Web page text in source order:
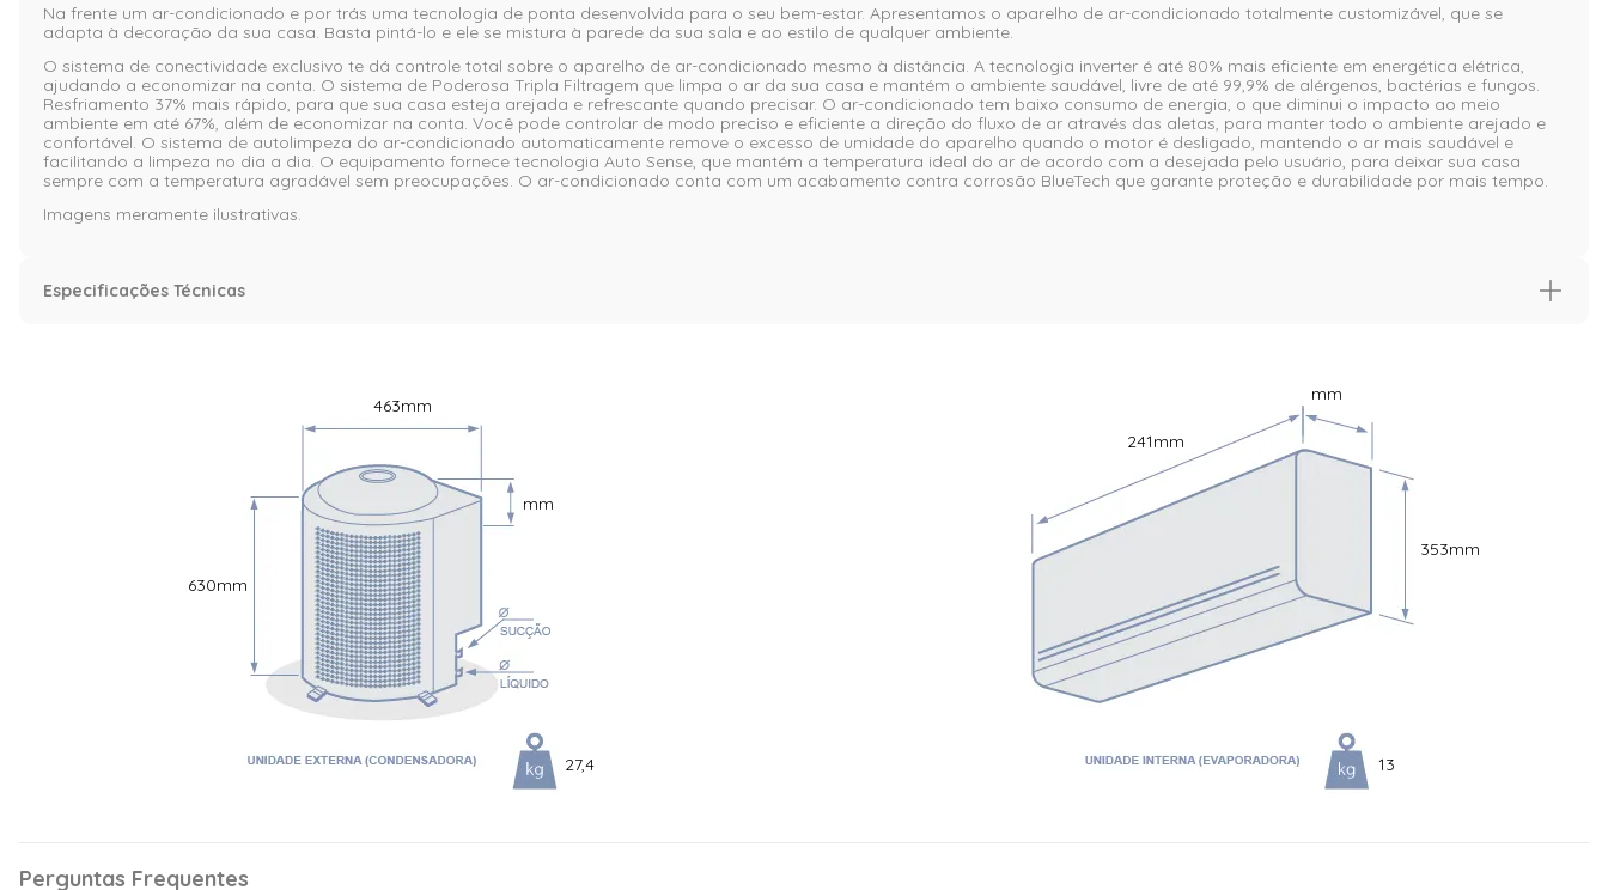
Na frente um ar-condicionado e por trás uma tecnologia de ponta desenvolvida para o seu bem-estar. Apresentamos o aparelho de ar-condicionado totalmente customizável, que se
adapta à decoração da sua casa. Basta pintá-lo e ele se mistura à parede da sua sala e ao estilo de qualquer ambiente.
O sistema de conectividade exclusivo te dá controle total sobre o aparelho de ar-condicionado mesmo à distância. A tecnologia inverter é até 80% mais eficiente em energética elétrica,
ajudando a economizar na conta. O sistema de Poderosa Tripla Filtragem que limpa o ar da sua casa e mantém o ambiente saudável, livre de até 99,9% de alérgenos, bactérias e fungos.
Resfriamento 37% mais rápido, para que sua casa esteja arejada e refrescante quando precisar. O ar-condicionado tem baixo consumo de energia, o que diminui o impacto ao meio
ambiente em até 67%, além de economizar na conta. Você pode controlar de modo preciso e eficiente a direção do fluxo de ar através das aletas, para manter todo o ambiente arejado e
confortável. O sistema de autolimpeza do ar-condicionado automaticamente remove o excesso de umidade do aparelho quando o motor é desligado, mantendo o ar mais saudável e
facilitando a limpeza no dia a dia. O equipamento fornece tecnologia Auto Sense, que mantém a temperatura ideal do ar de acordo com a desejada pelo usuário, para deixar sua casa
sempre com a temperatura agradável sem preocupações. O ar-condicionado conta com um acabamento contra corrosão BlueTech que garante proteção e durabilidade por mais tempo.
Imagens meramente ilustrativas.
Especificações Técnicas
Código do Modelo Evaporadora: YI09R Código do Modelo Condensadora: YI09R Marca: Electrolux| Cor: Branco| Gás refrigerante: R32| Potência:
479 W| Voltagem: 220 Volts| Garantia Compressor: 10 anos| Garantia Outras Peças: 3 anos| Dimensão condensadora s/ embalagem (AxLxC):
0,551x0,446x0,446 Dimensão condensadora c/ embalagem (AxLxC): 0,6x0,476x0,476 Dimensão evaporadora s/ embalagem
(AxLxC):0,289x0,26x0,853 Dimensão evaporadora c/ embalagem (AxLxC):0,916x0,273x0,376
220 Volts
A
Quente e Frio
24 M2
Modelo Ar Condicionado
Electrolux Inverter
Código Modelo Evaporadora
YI18R
630mm
463mm
mm
27,4
353mm
241mm
mm
13
Perguntas Frequentes